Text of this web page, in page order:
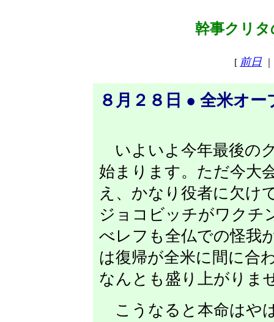
幹事クリタ
[ 前日
８月２８日 ● 全米オ
いよいよ今年最後の
始まります。ただ今大
え、かなり役者に欠け
ジョコビッチがワクチ
べレフも全仏での怪我
は復帰が全米に間に合
なんとも盛り上がりま
こうなると本命はや